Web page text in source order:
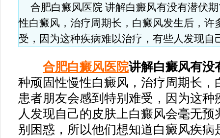
合肥白癜风医院 讲解白癜风有没有潜伏
性白癜风，治疗周期长，白癜风发生后，许
受，因为这种疾病难以治疗，有些人发现自
合肥白癜风医院讲解白癜风有没
种顽固性慢性白癜风，治疗周期长，
患者朋友会感到特别难受，因为这种
人发现自己的皮肤上白癜风会毫无
别困惑，所以他们想知道白癜风疾病